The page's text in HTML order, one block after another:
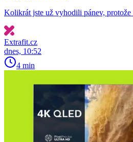
Kolikrát jste už vyhodili pánev,
Extrafit.cz
dnes, 10:52
4 min